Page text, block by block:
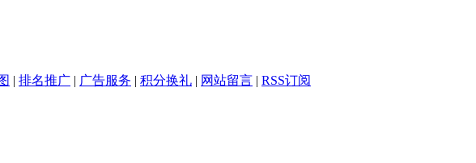
| 排名推广 | 广告服务 | 积分换礼 | 网站留言 | RSS订阅